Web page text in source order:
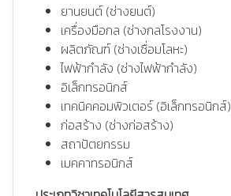
ยานยนต์ (ช่างยนต์)
เครื่องมือกล (ช่างกลโรงงาน)
ผลิตภัณฑ์ (ช่างเชื่อมโลหะ)
ไฟฟ้ากำลัง (ช่างไฟฟ้ากำลัง)
อิเล็กทรอนิกส์
เทคนิคคอมพิวเตอร์ (อิเล็กทรอนิกส์)
ก่อสร้าง (ช่างก่อสร้าง)
สถาปัตยกรรม
เมคคาทรอนิกส์